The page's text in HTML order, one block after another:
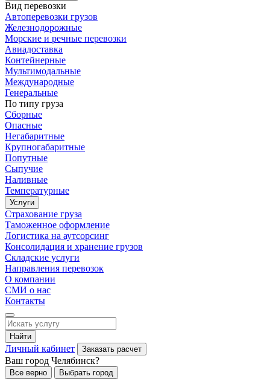
Вид перевозки
Автоперевозки грузов
Железнодорожные
Морские и речные перевозки
Авиадоставка
Контейнерные
Мультимодальные
Международные
Генеральные
По типу груза
Сборные
Опасные
Негабаритные
Крупногабаритные
Попутные
Сыпучие
Наливные
Температурные
Услуги
Страхование груза
Таможенное оформление
Логистика на аутсорсинг
Консолидация и хранение грузов
Складские услуги
Направления перевозок
О компании
СМИ о нас
Контакты
Найти
Личный кабинет Заказать расчет
Ваш город Челябинск?
Все верно Выбрать город